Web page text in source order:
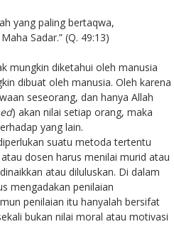
yang paling bertaqwa,
Sadar.” (Q. 49:13)
mungkin diketahui oleh manusia
dibuat oleh manusia. Oleh karena
seseorang, dan hanya Allah
) akan nilai setiap orang, maka
yang lain.
suatu metoda tertentu
dosen harus menilai murid atau
atau diluluskan. Di dalam
mengadakan penilaian
penilaian itu hanyalah bersifat
bukan nilai moral atau motivasi